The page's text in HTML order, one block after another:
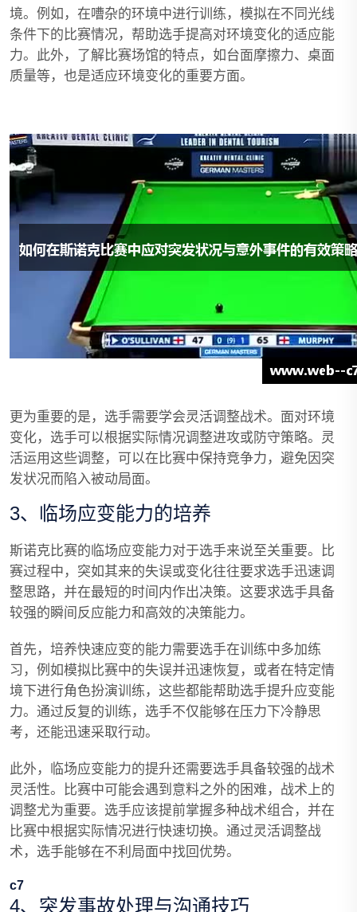
境。例如，在嘈杂的环境中进行训练，模拟在不同光线
条件下的比赛情况，帮助选手提高对环境变化的适应能
力。此外，了解比赛场馆的特点，如台面摩擦力、桌面
质量等，也是适应环境变化的重要方面。
更为重要的是，选手需要学会灵活调整战术。面对环境
变化，选手可以根据实际情况调整进攻或防守策略。灵
活运用这些调整，可以在比赛中保持竞争力，避免因突
发状况而陷入被动局面。
3、临场应变能力的培养
斯诺克比赛的临场应变能力对于选手来说至关重要。比
赛过程中，突如其来的失误或变化往往要求选手迅速调
整思路，并在最短的时间内作出决策。这要求选手具备
较强的瞬间反应能力和高效的决策能力。
首先，培养快速应变的能力需要选手在训练中多加练
习，例如模拟比赛中的失误并迅速恢复，或者在特定情
境下进行角色扮演训练，这些都能帮助选手提升应变能
力。通过反复的训练，选手不仅能够在压力下冷静思
考，还能迅速采取行动。
此外，临场应变能力的提升还需要选手具备较强的战术
灵活性。比赛中可能会遇到意料之外的困难，战术上的
调整尤为重要。选手应该提前掌握多种战术组合，并在
比赛中根据实际情况进行快速切换。通过灵活调整战
术，选手能够在不利局面中找回优势。
c7
4、突发事故处理与沟通技巧